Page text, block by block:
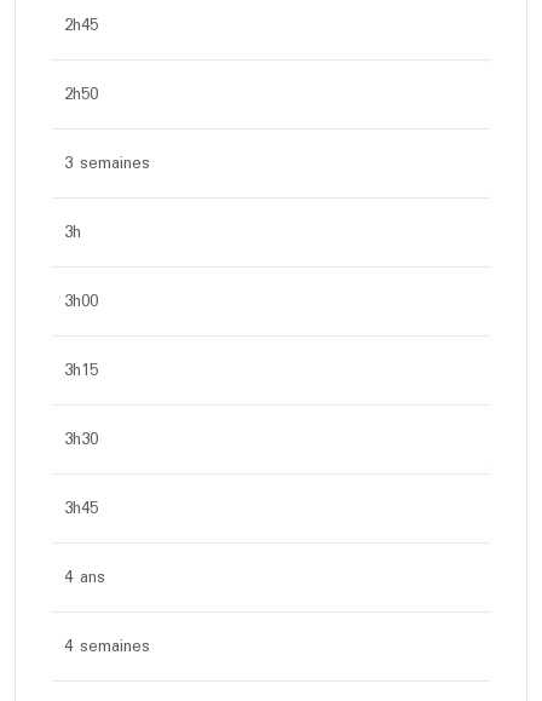
2h45
2h50
3 semaines
3h
3h00
3h15
3h30
3h45
4 ans
4 semaines